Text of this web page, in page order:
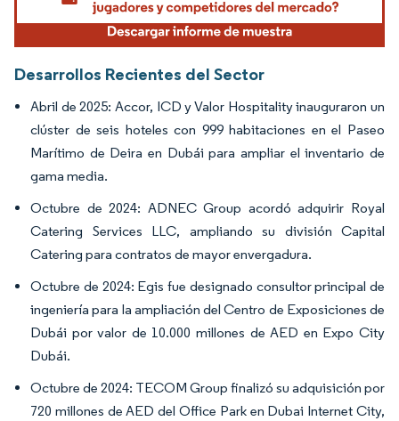
Desarrollos Recientes del Sector
Abril de 2025: Accor, ICD y Valor Hospitality inauguraron un
clúster de seis hoteles con 999 habitaciones en el Paseo
Marítimo de Deira en Dubái para ampliar el inventario de
gama media.
Octubre de 2024: ADNEC Group acordó adquirir Royal
Catering Services LLC, ampliando su división Capital
Catering para contratos de mayor envergadura.
Octubre de 2024: Egis fue designado consultor principal de
ingeniería para la ampliación del Centro de Exposiciones de
Dubái por valor de 10.000 millones de AED en Expo City
Dubái.
Octubre de 2024: TECOM Group finalizó su adquisición por
720 millones de AED del Office Park en Dubai Internet City,